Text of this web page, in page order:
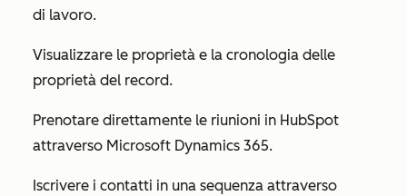
di lavoro.
Visualizzare le proprietà e la cronologia delle
proprietà del record.
Prenotare direttamente le riunioni in HubSpot
attraverso Microsoft Dynamics 365.
Iscrivere i contatti in una sequenza attraverso